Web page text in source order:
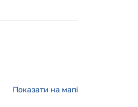
Показати на мапі